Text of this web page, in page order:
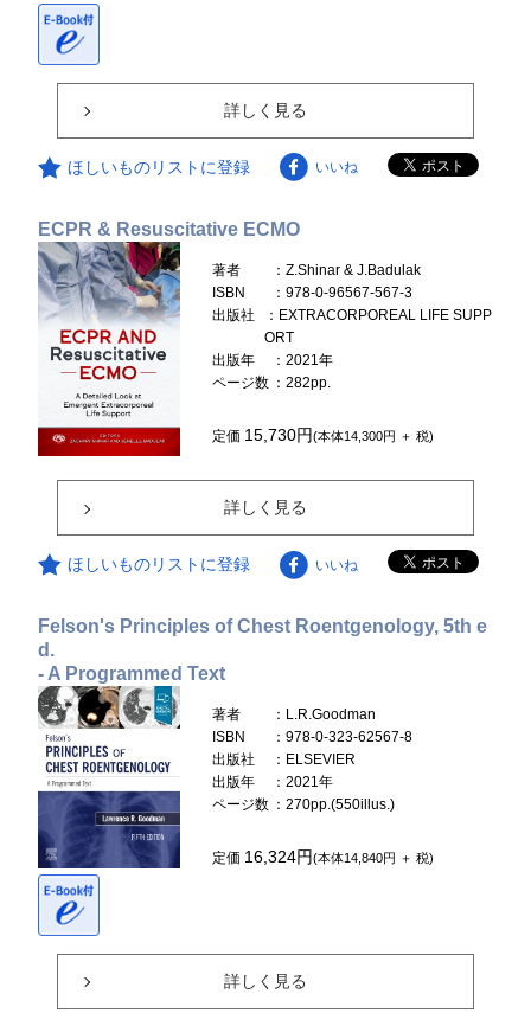
詳しく見る
ほしいものリストに登録 いいね
ECPR & Resuscitative ECMO
著者
：Z.Shinar & J.Badulak
ISBN
：978-0-96567-567-3
出版社
：EXTRACORPOREAL LIFE SUPP
ORT
出版年
：2021年
ページ数 ：282pp.
定価 15,730円(本体14,300円 ＋ 税)
詳しく見る
ほしいものリストに登録 いいね
Felson's Principles of Chest Roentgenology, 5th e
d.
- A Programmed Text
著者
：L.R.Goodman
ISBN
：978-0-323-62567-8
出版社
：ELSEVIER
出版年
：2021年
ページ数 ：270pp.(550illus.)
定価 16,324円(本体14,840円 ＋ 税)
詳しく見る